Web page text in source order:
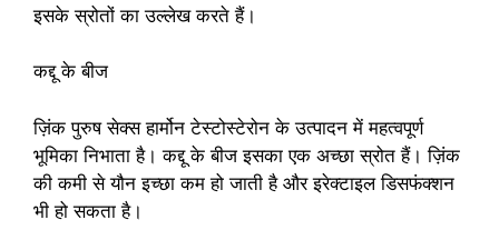
इसके स्रोतों का उल्लेख करते हैं।
कद्दू के बीज
ज़िंक पुरुष सेक्स हार्मोन टेस्टोस्टेरोन के उत्पादन में महत्वपूर्ण
भूमिका निभाता है। कद्दू के बीज इसका एक अच्छा स्रोत हैं। ज़िंक
की कमी से यौन इच्छा कम हो जाती है और इरेक्टाइल डिसफंक्शन
भी हो सकता है।